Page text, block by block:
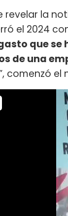
revelar la
el 2024
que
de una
comenzó el